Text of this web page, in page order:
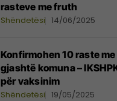
rasteve me fruth
Shëndetësi 14/06/2025
Konfirmohen 10 raste
gjashtë komuna –
për vaksinim
Shëndetësi 19/05/2025